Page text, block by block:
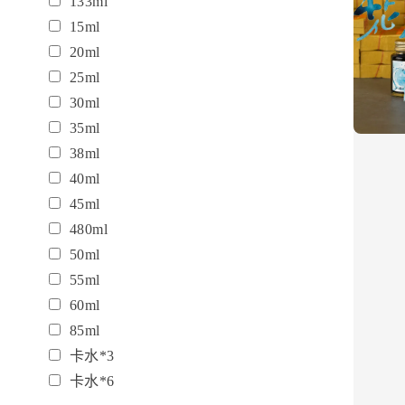
15ml
20ml
25ml
30ml
35ml
38ml
40ml
45ml
480ml
50ml
55ml
60ml
85ml
卡水*3
卡水*6